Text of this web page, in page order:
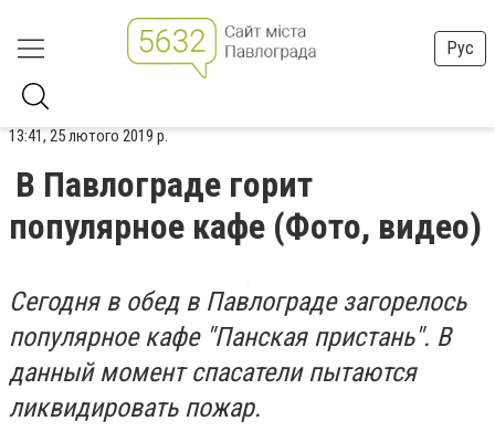
Рус
13:41, 25 лютого 2019 р.
В Павлограде горит
популярное кафе (Фото, видео)
Сегодня в обед в Павлограде загорелось
популярное кафе "Панская пристань". В
данный момент спасатели пытаются
ликвидировать пожар.